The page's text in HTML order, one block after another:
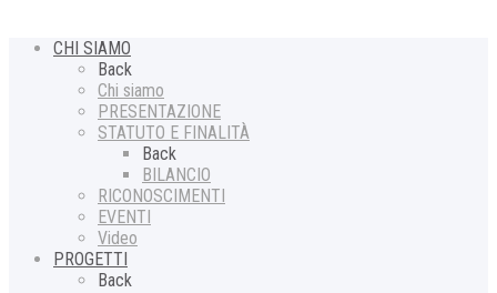
CHI SIAMO
Back
Chi siamo
PRESENTAZIONE
STATUTO E FINALITÀ
Back
BILANCIO
RICONOSCIMENTI
EVENTI
Video
PROGETTI
Back